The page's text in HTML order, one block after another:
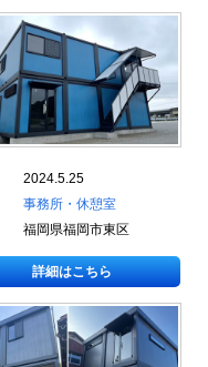
2024.5.25
事務所・休憩室
福岡県福岡市東区
詳細はこちら